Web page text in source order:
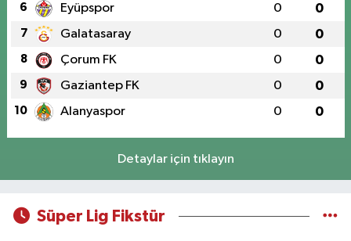
6 Eyüpspor 0 0
7 Galatasaray 0 0
8 Çorum FK 0 0
9 Gaziantep FK 0 0
10 Alanyaspor 0 0
Detaylar için tıklayın
Süper Lig Fikstür